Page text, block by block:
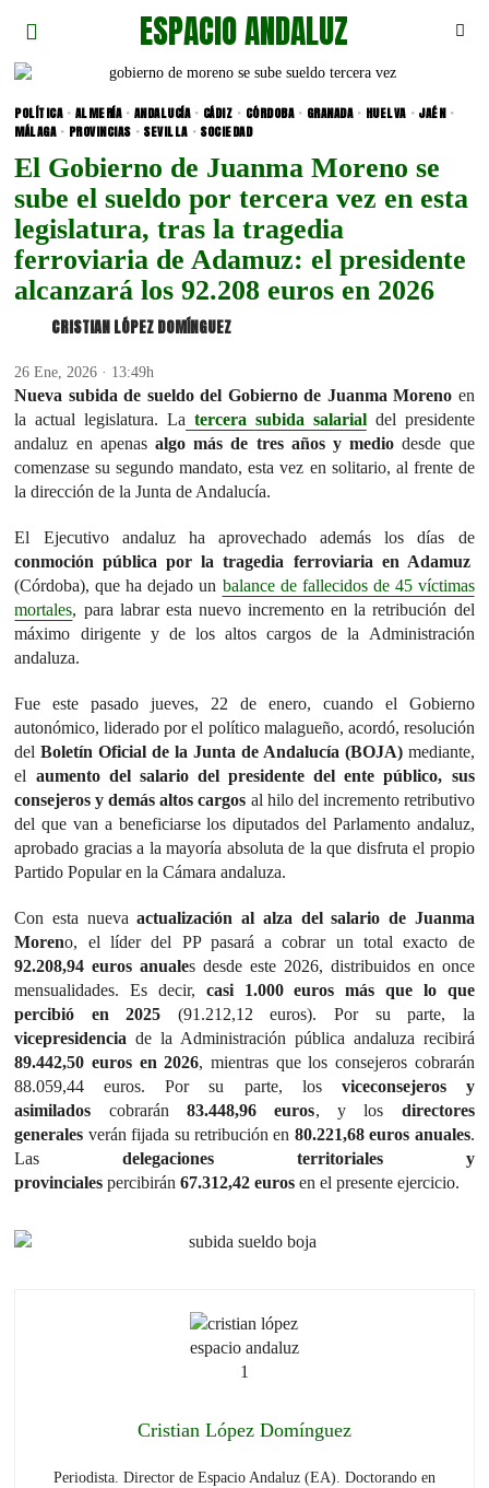
ESPACIO ANDALUZ
POLÍTICA · ALMERÍA · ANDALUCÍA · CÁDIZ · CÓRDOBA · GRANADA · HUELVA · JAÉN ·
MÁLAGA · PROVINCIAS · SEVILLA · SOCIEDAD
El Gobierno de Juanma Moreno se
sube el sueldo por tercera vez en esta
legislatura, tras la tragedia
ferroviaria de Adamuz: el presidente
alcanzará los 92.208 euros en 2026
CRISTIAN LÓPEZ DOMÍNGUEZ
26 Ene, 2026 · 13:49h
Nueva subida de sueldo del Gobierno de Juanma Moreno en
la actual legislatura. La tercera subida salarialdel presidente
andaluz en apenasalgo más de tres años y medio desde que
comenzase su segundo mandato, esta vez en solitario, al frente de
la dirección de la Junta de Andalucía.
El Ejecutivo andaluz ha aprovechado además los días de
conmoción pública por la tragedia ferroviaria en Adamuz
(Córdoba), que ha dejado un balance de fallecidos de 45 víctimas
mortales, para labrar esta nuevo incremento en la retribución del
máximo dirigente y de los altos cargos de la Administración
andaluza.
Fue este pasado jueves, 22 de enero, cuando el Gobierno
autonómico, liderado por el político malagueño, acordó, resolución
delBoletín Oficial de la Junta de Andalucía (BOJA)mediante,
el aumento del salario del presidente del ente público, sus
consejeros y demás altos cargos al hilo del incremento retributivo
del que van a beneficiarse los diputados del Parlamento andaluz,
aprobado gracias a la mayoría absoluta de la que disfruta el propio
Partido Popular en la Cámara andaluza.
Con esta nuevaactualización al alza del salario de Juanma
Moreno, el líder del PP pasará a cobrar un total exacto de
92.208,94 euros anuales desde este 2026, distribuidos en once
mensualidades. Es decir, casi 1.000 euros más que lo que
percibió en 2025 (91.212,12 euros). Por su parte, la
vicepresidencia de la Administración pública andaluza recibirá
89.442,50 euros en 2026, mientras que los consejeros cobrarán
88.059,44 euros. Por su parte, los viceconsejeros y
asimilados cobrarán83.448,96 euros, y los directores
generales verán fijada su retribución en 80.221,68 euros anuales.
Lasdelegaciones territoriales y
provinciales percibirán67.312,42 euros en el presente ejercicio.
Cristian López Domínguez
Periodista. Director de Espacio Andaluz (EA). Doctorando en